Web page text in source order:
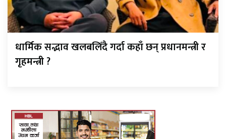
धार्मिक सद्भाव खलबलिँदै गर्दा कहाँ छन् प्रधानमन्त्री र
गृहमन्त्री ?